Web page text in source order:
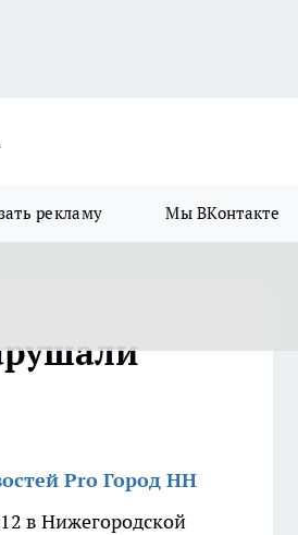
рекламу Мы ВКонтакте
Pro Город НН
в Нижегородской